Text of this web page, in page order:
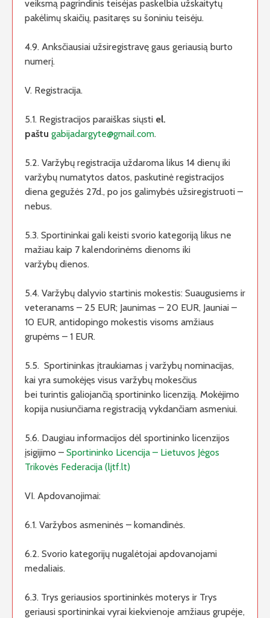
veiksmą pagrindinis teisėjas paskelbia užskaitytų
pakėlimų skaičių, pasitaręs su šoniniu teisėju.
4.9. Anksčiausiai užsiregistravę gaus geriausią burto
numerį.
V. Registracija.
5.1. Registracijos paraiškas siųsti el.
paštu gabijadargyte@gmail.com.
5.2. Varžybų registracija uždaroma likus 14 dienų iki
varžybų numatytos datos, paskutinė registracijos
diena gegužės 27d., po jos galimybės užsiregistruoti –
nebus.
5.3. Sportininkai gali keisti svorio kategoriją likus ne
mažiau kaip 7 kalendorinėms dienoms iki
varžybų dienos.
5.4. Varžybų dalyvio startinis mokestis: Suaugusiems ir
veteranams – 25 EUR; Jaunimas – 20 EUR, Jauniai –
10 EUR, antidopingo mokestis visoms amžiaus
grupėms – 1 EUR.
5.5. Sportininkas įtraukiamas į varžybų nominacijas,
kai yra sumokėjęs visus varžybų mokesčius
bei turintis galiojančią sportininko licenziją. Mokėjimo
kopija nusiunčiama registraciją vykdančiam asmeniui.
5.6. Daugiau informacijos dėl sportininko licenzijos
įsigijimo – Sportininko Licencija – Lietuvos Jėgos
Trikovės Federacija (ljtf.lt)
VI. Apdovanojimai:
6.1. Varžybos asmeninės – komandinės.
6.2. Svorio kategorijų nugalėtojai apdovanojami
medaliais.
6.3. Trys geriausios sportininkės moterys ir Trys
geriausi sportininkai vyrai kiekvienoje amžiaus grupėje,